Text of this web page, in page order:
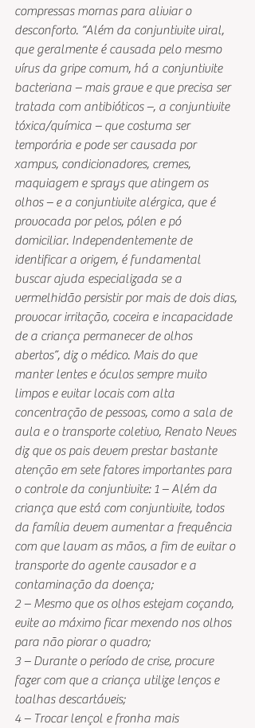
compressas mornas para aliviar o
desconforto. “Além da conjuntivite viral,
que geralmente é causada pelo mesmo
vírus da gripe comum, há a conjuntivite
bacteriana – mais grave e que precisa ser
tratada com antibióticos –, a conjuntivite
tóxica/química – que costuma ser
temporária e pode ser causada por
xampus, condicionadores, cremes,
maquiagem e sprays que atingem os
olhos – e a conjuntivite alérgica, que é
provocada por pelos, pólen e pó
domiciliar. Independentemente de
identificar a origem, é fundamental
buscar ajuda especializada se a
vermelhidão persistir por mais de dois dias,
provocar irritação, coceira e incapacidade
de a criança permanecer de olhos
abertos”, diz o médico. Mais do que
manter lentes e óculos sempre muito
limpos e evitar locais com alta
concentração de pessoas, como a sala de
aula e o transporte coletivo, Renato Neves
diz que os pais devem prestar bastante
atenção em sete fatores importantes para
o controle da conjuntivite: 1 – Além da
criança que está com conjuntivite, todos
da família devem aumentar a frequência
com que lavam as mãos, a fim de evitar o
transporte do agente causador e a
contaminação da doença;
2 – Mesmo que os olhos estejam coçando,
evite ao máximo ficar mexendo nos olhos
para não piorar o quadro;
3 – Durante o período de crise, procure
fazer com que a criança utilize lenços e
toalhas descartáveis;
4 – Trocar lençol e fronha mais